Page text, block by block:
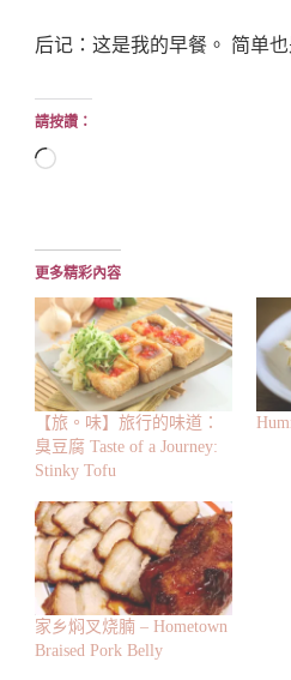
后记：这是我的早餐。 简单也
請按讚：
正
入...
更多精彩內容
【旅。味】旅行的味道：
臭豆腐 Taste of a Journey:
Stinky Tofu
家乡焖叉烧腩 – Hometown
Braised Pork Belly